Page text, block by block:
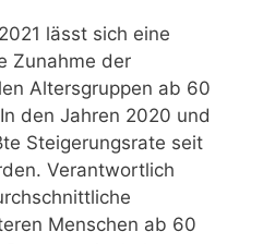
lässt sich eine
Zunahme der
Altersgruppen ab 60
den Jahren 2020 und
Steigerungsrate seit
Verantwortlich
Menschen ab 60